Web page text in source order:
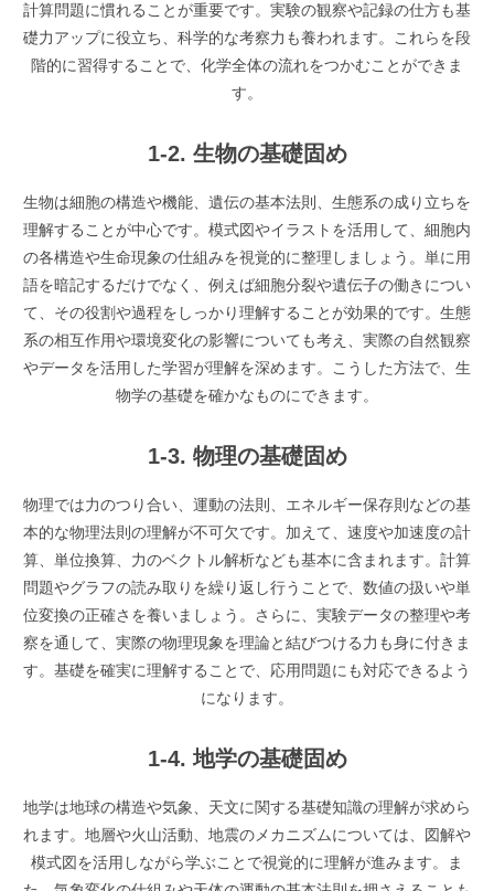
計算問題に慣れることが重要です。実験の観察や記録の仕方も基
礎力アップに役立ち、科学的な考察力も養われます。これらを段
階的に習得することで、化学全体の流れをつかむことができま
す。
1-2. 生物の基礎固め
生物は細胞の構造や機能、遺伝の基本法則、生態系の成り立ちを
理解することが中心です。模式図やイラストを活用して、細胞内
の各構造や生命現象の仕組みを視覚的に整理しましょう。単に用
語を暗記するだけでなく、例えば細胞分裂や遺伝子の働きについ
て、その役割や過程をしっかり理解することが効果的です。生態
系の相互作用や環境変化の影響についても考え、実際の自然観察
やデータを活用した学習が理解を深めます。こうした方法で、生
物学の基礎を確かなものにできます。
1-3. 物理の基礎固め
物理では力のつり合い、運動の法則、エネルギー保存則などの基
本的な物理法則の理解が不可欠です。加えて、速度や加速度の計
算、単位換算、力のベクトル解析なども基本に含まれます。計算
問題やグラフの読み取りを繰り返し行うことで、数値の扱いや単
位変換の正確さを養いましょう。さらに、実験データの整理や考
察を通して、実際の物理現象を理論と結びつける力も身に付きま
す。基礎を確実に理解することで、応用問題にも対応できるよう
になります。
1-4. 地学の基礎固め
地学は地球の構造や気象、天文に関する基礎知識の理解が求めら
れます。地層や火山活動、地震のメカニズムについては、図解や
模式図を活用しながら学ぶことで視覚的に理解が進みます。ま